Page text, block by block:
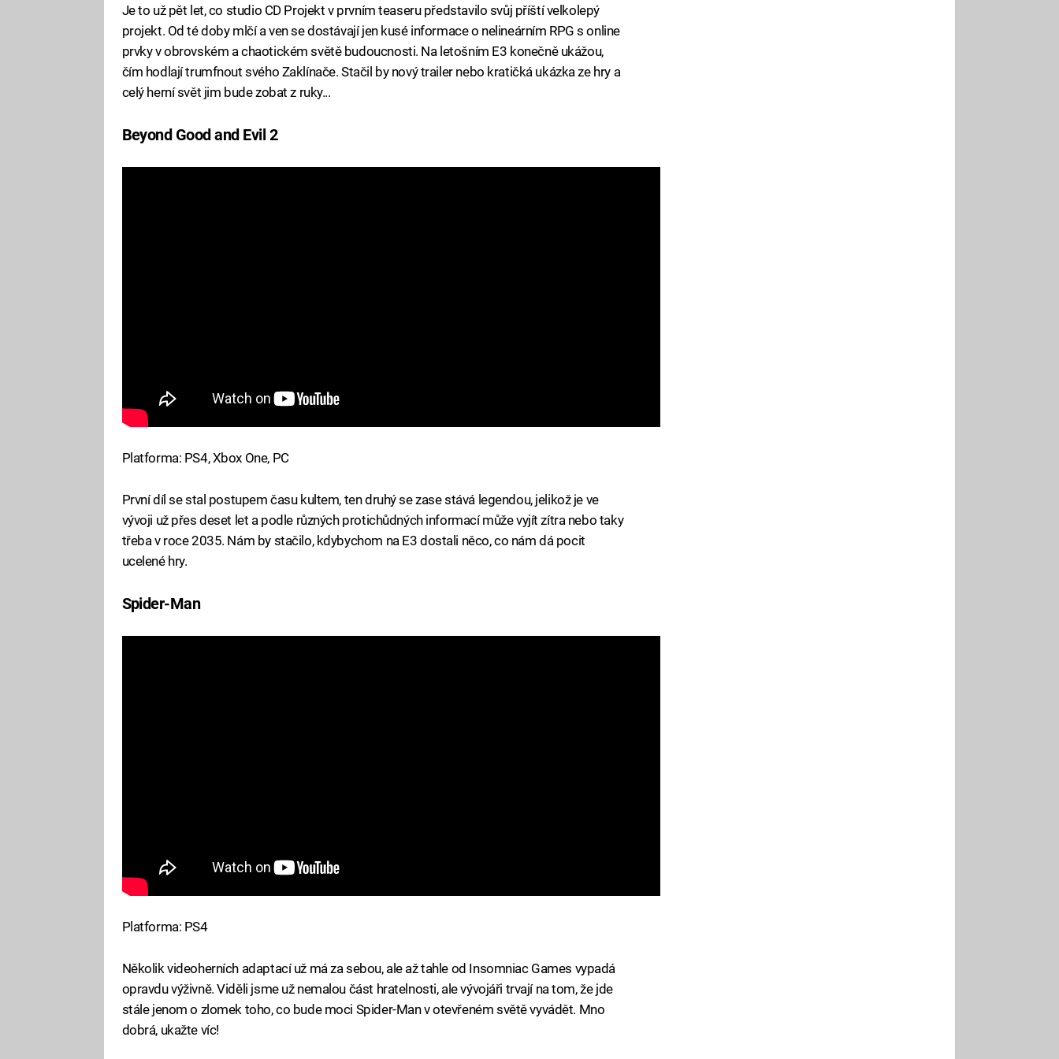
Je to už pět let, co studio CD Projekt v prvním teaseru představilo svůj příští velkolepý
projekt. Od té doby mlčí a ven se dostávají jen kusé informace o nelineárním RPG s online
prvky v obrovském a chaotickém světě budoucnosti. Na letošním E3 konečně ukážou,
čím hodlají trumfnout svého Zaklínače. Stačil by nový trailer nebo kratičká ukázka ze hry a
celý herní svět jim bude zobat z ruky...
Beyond Good and Evil 2
Platforma: PS4, Xbox One, PC
První díl se stal postupem času kultem, ten druhý se zase stává legendou, jelikož je ve
vývoji už přes deset let a podle různých protichůdných informací může vyjít zítra nebo taky
třeba v roce 2035. Nám by stačilo, kdybychom na E3 dostali něco, co nám dá pocit
ucelené hry.
Spider-Man
Platforma: PS4
Několik videoherních adaptací už má za sebou, ale až tahle od Insomniac Games vypadá
opravdu výživně. Viděli jsme už nemalou část hratelnosti, ale vývojáři trvají na tom, že jde
stále jenom o zlomek toho, co bude moci Spider-Man v otevřeném světě vyvádět. Mno
dobrá, ukažte víc!